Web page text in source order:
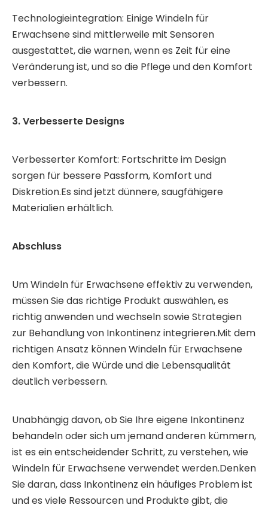
Technologieintegration: Einige Windeln für
Erwachsene sind mittlerweile mit Sensoren
ausgestattet, die warnen, wenn es Zeit für eine
Veränderung ist, und so die Pflege und den Komfort
verbessern.
3. Verbesserte Designs
Verbesserter Komfort: Fortschritte im Design
sorgen für bessere Passform, Komfort und
Diskretion.Es sind jetzt dünnere, saugfähigere
Materialien erhältlich.
Abschluss
Um Windeln für Erwachsene effektiv zu verwenden,
müssen Sie das richtige Produkt auswählen, es
richtig anwenden und wechseln sowie Strategien
zur Behandlung von Inkontinenz integrieren.Mit dem
richtigen Ansatz können Windeln für Erwachsene
den Komfort, die Würde und die Lebensqualität
deutlich verbessern.
Unabhängig davon, ob Sie Ihre eigene Inkontinenz
behandeln oder sich um jemand anderen kümmern,
ist es ein entscheidender Schritt, zu verstehen, wie
Windeln für Erwachsene verwendet werden.Denken
Sie daran, dass Inkontinenz ein häufiges Problem ist
und es viele Ressourcen und Produkte gibt, die